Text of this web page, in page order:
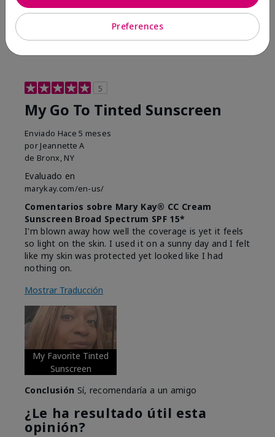
23 0
Marcar esta opinión
5
My Go To Tinted Sunscreen
Enviado Hace 5 meses
por Jeannette A
de Bronx, NY
Evaluado en
marykay.com/en-us/
Comentarios sobre Mary Kay® CC Cream
Sunscreen Broad Spectrum SPF 15*
I'm blown away how well the coverage is yet it feels
so light on the skin. I used it on a sunny day and I felt
like my skin was protected yet looked like I had
nothing on.
Mostrar Traducción
My Favorite Tinted
Sunscreen
Conclusión Sí, recomendaría a un amigo
¿Le ha resultado útil esta
opinión?
Preferences